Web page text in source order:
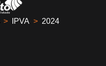
> IPVA > 2024